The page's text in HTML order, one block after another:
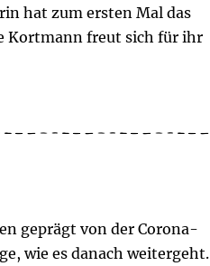
hat zum ersten Mal das
Kortmann freut sich für ihr
geprägt von der Corona-
wie es danach weitergeht.